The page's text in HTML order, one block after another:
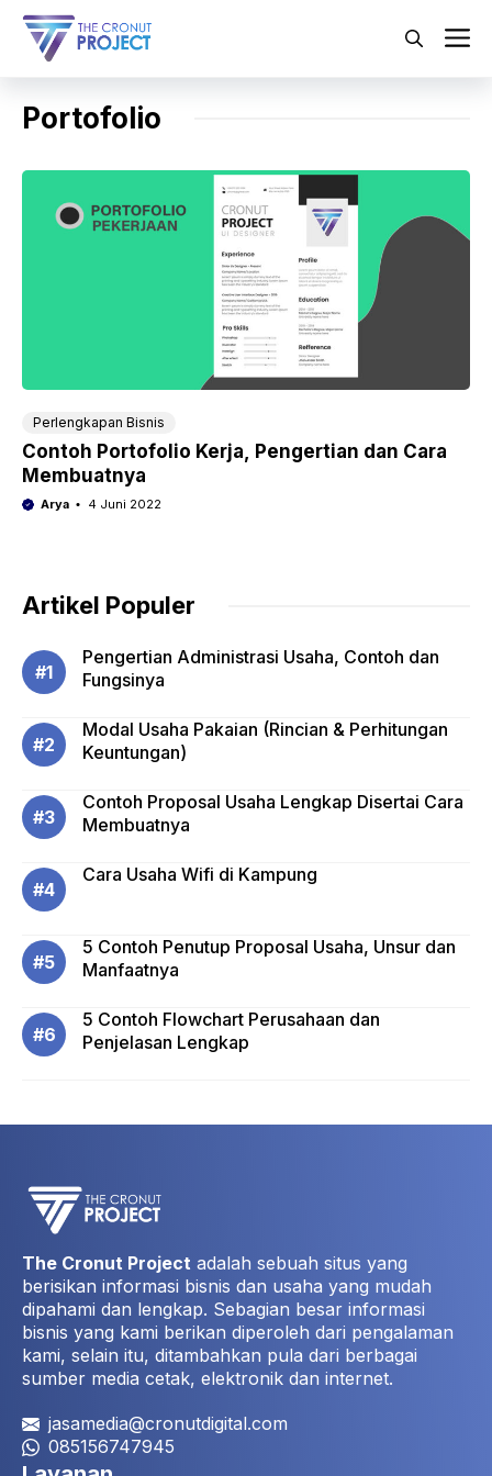
Langsung
Portofolio
Perlengkapan Bisnis
Contoh Portofolio Kerja, Pengertian dan Cara
Membuatnya
Arya 4 Juni 2022
Artikel Populer
Pengertian Administrasi Usaha, Contoh dan
Fungsinya
Modal Usaha Pakaian (Rincian & Perhitungan
Keuntungan)
Contoh Proposal Usaha Lengkap Disertai Cara
Membuatnya
Cara Usaha Wifi di Kampung
5 Contoh Penutup Proposal Usaha, Unsur dan
Manfaatnya
5 Contoh Flowchart Perusahaan dan
Penjelasan Lengkap
The Cronut Project adalah sebuah situs yang
berisikan informasi bisnis dan usaha yang mudah
dipahami dan lengkap. Sebagian besar informasi
bisnis yang kami berikan diperoleh dari pengalaman
kami, selain itu, ditambahkan pula dari berbagai
sumber media cetak, elektronik dan internet.
jasamedia@cronutdigital.com
085156747945